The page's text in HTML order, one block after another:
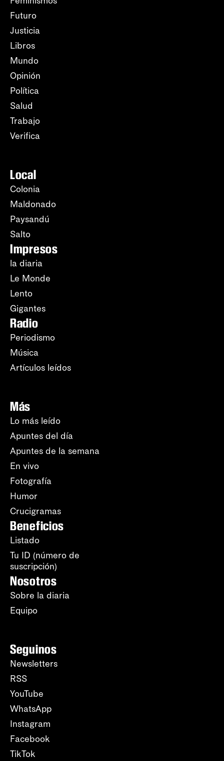
Futuro
Justicia
Libros
Mundo
Opinión
Política
Salud
Trabajo
Verifica
Local
Colonia
Maldonado
Paysandú
Salto
Impresos
la diaria
Le Monde
Lento
Gigantes
Radio
Periodismo
Música
Artículos leídos
Más
Lo más leído
Apuntes del día
Apuntes de la semana
En vivo
Fotografía
Humor
Crucigramas
Beneficios
Listado
Tu ID (número de
suscripción)
Nosotros
Sobre la diaria
Equipo
Seguinos
Newsletters
RSS
YouTube
WhatsApp
Instagram
Facebook
TikTok